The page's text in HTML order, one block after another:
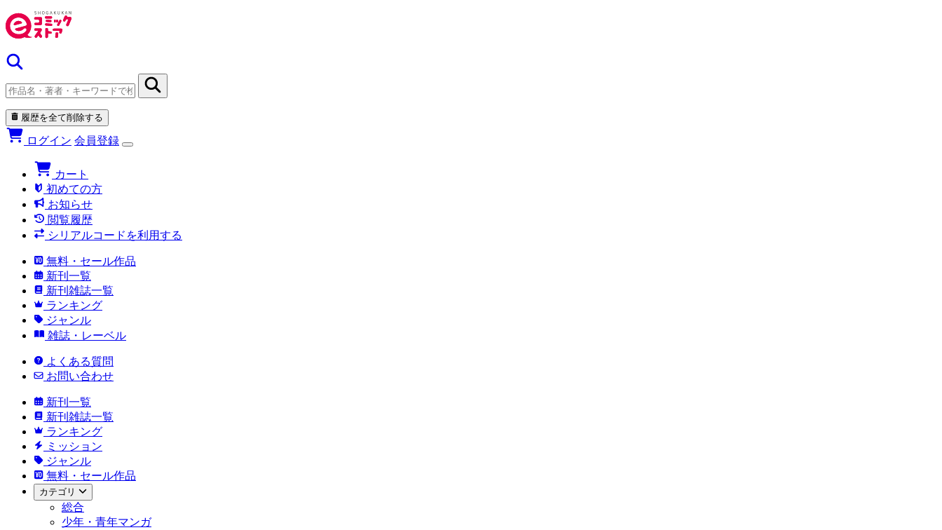
履歴を全て削除する
ログイン 会員登録
カート
初めての方
お知らせ
閲覧履歴
シリアルコードを利用する
無料・セール作品
新刊一覧
新刊雑誌一覧
ランキング
ジャンル
雑誌・レーベル
よくある質問
お問い合わせ
新刊一覧
新刊雑誌一覧
ランキング
ミッション
ジャンル
無料・セール作品
カテゴリ
総合
少年・青年マンガ